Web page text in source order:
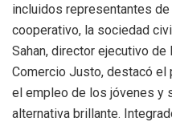
incluidos representantes
cooperativo, la sociedad
Sahan, director ejecutivo
Comercio Justo, destacó el
el empleo de los jóvenes y
alternativa brillante.